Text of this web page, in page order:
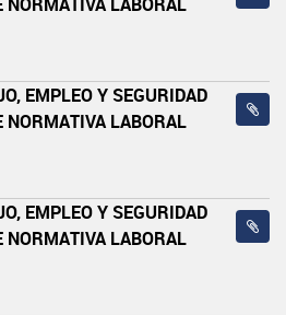
EMPLEO Y SEGURIDAD
NORMATIVA LABORAL
EMPLEO Y SEGURIDAD
NORMATIVA LABORAL